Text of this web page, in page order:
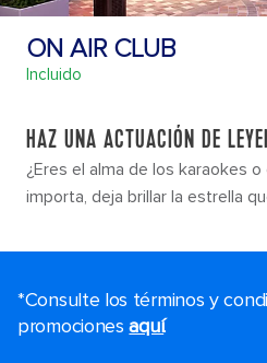
ON AIR CLUB
Incluido
HAZ UNA ACTUACIÓN DE
¿Eres el alma de los karaokes
importa, deja brillar la estrella
*Consulte los términos y
promocionesaquí.